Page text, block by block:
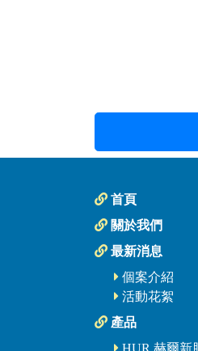
首頁
關於我們
最新消息
個案介紹
活動花絮
產品
HUR 赫爾新